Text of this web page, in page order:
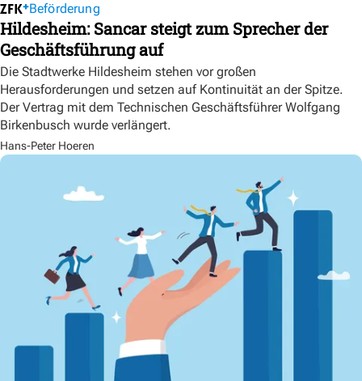
Beförderung
Hildesheim: Sancar steigt zum Sprecher der
Geschäftsführung auf
Die Stadtwerke Hildesheim stehen vor großen
Herausforderungen und setzen auf Kontinuität an der Spitze.
Der Vertrag mit dem Technischen Geschäftsführer Wolfgang
Birkenbusch wurde verlängert.
Hans-Peter Hoeren